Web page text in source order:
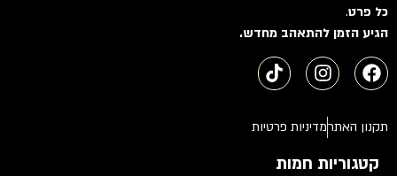
כל פרט.
הגיע הזמן להתאהב מחדש.
תקנון האתרמדיניות פרטיות
קטגוריות חמות